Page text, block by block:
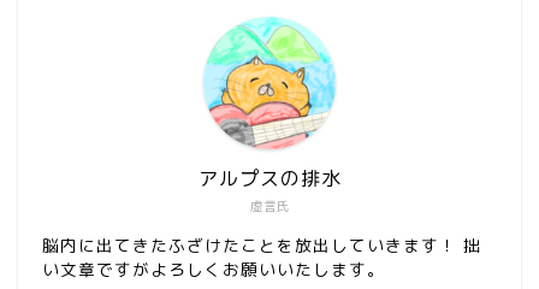
虚言氏
アルプスの排水
脳内に出てきたふざけたことを放出していきます！ 拙
い文章ですがよろしくお願いいたします。